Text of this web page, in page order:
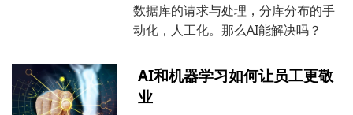
数据库的请求与处理，分库分布的手
动化，人工化。那么AI能解决吗？
AI和机器学习如何让员工更敬
业